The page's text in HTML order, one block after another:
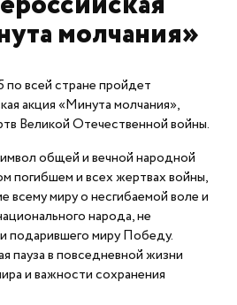
молчания»
по всей стране пройдет
акция «Минута молчания»,
Великой Отечественной войны.
общей и вечной народной
погибшем и всех жертвах войны,
всему миру о несгибаемой воле и
народа, не
подарившего миру Победу.
пауза в повседневной жизни
и важности сохранения